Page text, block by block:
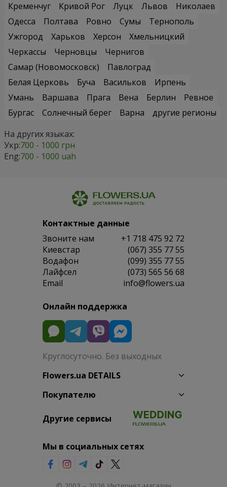
Кременчуг
Кривой Рог Луцк Львов
Николаев
Одесса
Полтава Ровно Сумы
Тернополь
Ужгород
Харьков Херсон
Хмельницкий
Черкассы
Черновцы
Чернигов
Самар (Новомосковск)
Павлоград
Белая Церковь
Буча Васильков
Ирпень
Умань
Варшава Прага Вена Берлин
Ревное
Бургас
Солнечный берег Варна
другие регионы
На других языках:
Укр:700 - 1000 грн
Eng:700 - 1000 uah
Контактные данные
Звоните нам
+1 718 475 92 72
Киевстар
(067) 355 77 55
Водафон
(099) 355 77 55
Лайфсел
(073) 565 56 68
Email
info@flowers.ua
Онлайн поддержка
Круглосуточно. Без выходных
Flowers.ua DETAILS
Покупателю
Другие сервисы
Мы в социальных сетях